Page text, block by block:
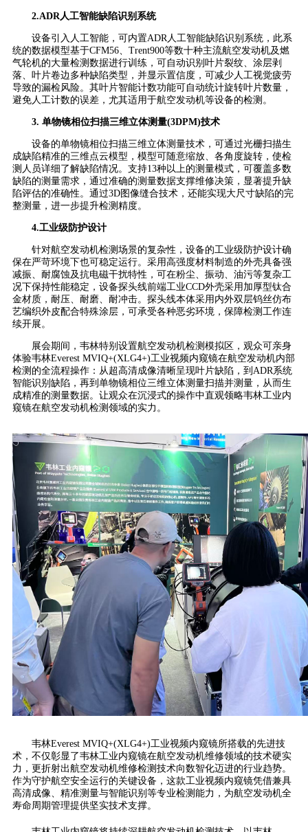
2.ADR人工智能缺陷识别系统
设备引入人工智能，可内置ADR人工智能缺陷识别系统，此系
统的数据模型基于CFM56、Trent900等数十种主流航空发动机及燃
气轮机的大量检测数据进行训练，可自动识别叶片裂纹、涂层剥
落、叶片卷边多种缺陷类型，并显示置信度，可减少人工视觉疲劳
导致的漏检风险。其叶片智能计数功能可自动统计旋转叶片数量，
避免人工计数的误差，尤其适用于航空发动机等设备的检测。
3. 单物镜相位扫描三维立体测量(3DPM)技术
设备的单物镜相位扫描三维立体测量技术，可通过光栅扫描生
成缺陷精准的三维点云模型，模型可随意缩放、各角度旋转，使检
测人员详细了解缺陷情况。支持13种以上的测量模式，可覆盖多数
缺陷的测量需求，通过准确的测量数据支撑维修决策，显著提升缺
陷评估的准确性。通过3D图像缝合技术，还能实现大尺寸缺陷的完
整测量，进一步提升检测精度。
4.工业级防护设计
针对航空发动机检测场景的复杂性，设备的工业级防护设计确
保在严苛环境下也可稳定运行。采用高强度材料制造的外壳具备强
减振、耐腐蚀及抗电磁干扰特性，可在粉尘、振动、油污等复杂工
况下保持性能稳定，设备探头线前端工业CCD外壳采用加厚型钛合
金材质，耐压、耐磨、耐冲击。探头线本体采用内外双层钨丝仿布
艺编织外皮配合特殊涂层，可承受各种恶劣环境，保障检测工作连
续开展。
展会期间，韦林特别设置航空发动机检测模拟区，观众可亲身
体验韦林Everest MVIQ+(XLG4+)工业视频内窥镜在航空发动机内部
检测的全流程操作：从超高清成像清晰呈现叶片缺陷，到ADR系统
智能识别缺陷，再到单物镜相位三维立体测量扫描并测量，从而生
成精准的测量数据。让观众在沉浸式的操作中直观领略韦林工业内
窥镜在航空发动机检测领域的实力。
韦林Everest MVIQ+(XLG4+)工业视频内窥镜所搭载的先进技
术，不仅彰显了韦林工业内窥镜在航空发动机维修领域的技术硬实
力，更折射出航空发动机维修检测技术向数智化迈进的行业趋势。
作为守护航空安全运行的关键设备，这款工业视频内窥镜凭借兼具
高清成像、精准测量与智能识别等专业检测能力，为航空发动机全
寿命周期管理提供坚实技术支撑。